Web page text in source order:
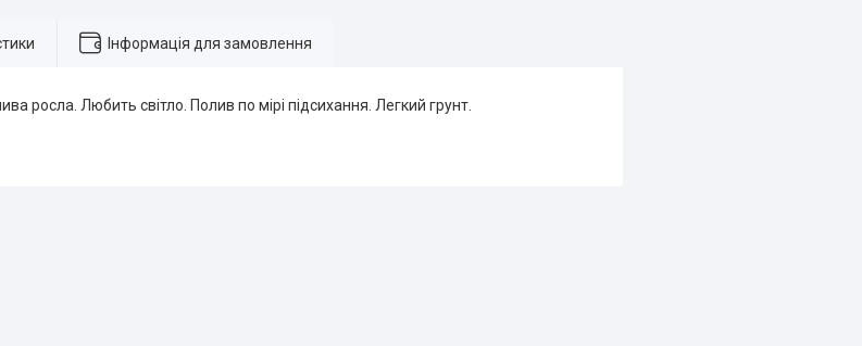
Інформація для замовлення
росла. Любить світло. Полив по мірі підсихання. Легкий грунт.